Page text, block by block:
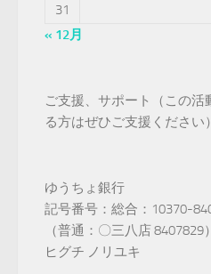
31
« 12月
ご支援、サポート（この活
る方はぜひご支援ください）
ゆうちょ銀行
記号番号：総合：10370-
（普通：〇三八店 8407829）
ヒグチ ノリユキ